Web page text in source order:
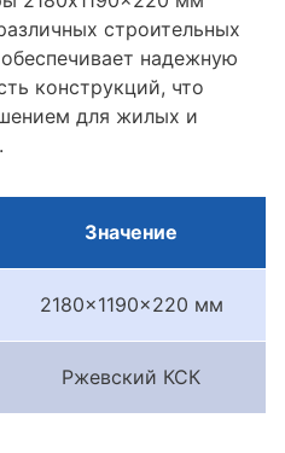
строительных
надежную
конструкций, что
для жилых и
Значение
2180x1190x220 мм
Ржевский КСК